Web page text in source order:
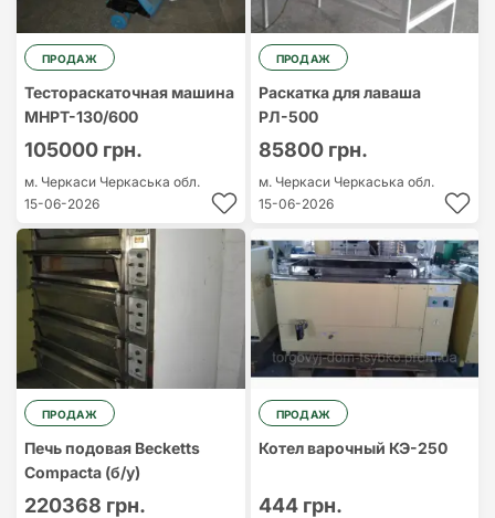
ПРОДАЖ
Тестораскаточная машина
МНРТ-130/600
105000 грн.
м. Черкаси Черкаська обл.
15-06-2026
ПРОДАЖ
Раскатка для лаваша
РЛ-500
85800 грн.
м. Черкаси Черкаська обл.
15-06-2026
ПРОДАЖ
Печь подовая Becketts
Compacta (б/у)
220368 грн.
ПРОДАЖ
Котел варочный КЭ-250
444 грн.